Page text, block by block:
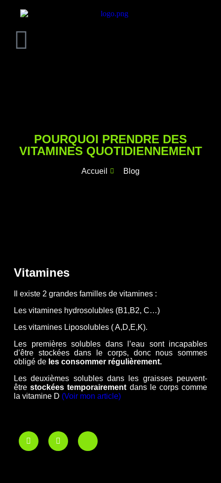
POURQUOI PRENDRE DES
VITAMINES QUOTIDIENNEMENT
Accueil Blog
Vitamines
Il existe 2 grandes familles de vitamines :
Les vitamines hydrosolubles (B1,B2, C…)
Les vitamines Liposolubles ( A,D,E,K).
Les premières solubles dans l’eau sont incapables
d’être stockées dans le corps, donc nous sommes
obligé de les consommer régulièrement.
Les deuxièmes solubles dans les graisses peuvent-
êtrestockées temporairement dans le corps comme
la vitamine D (Voir mon article)